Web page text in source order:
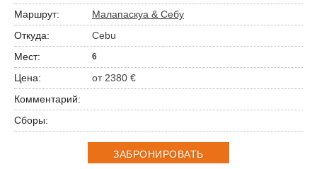
Малапаскуа & Себу
Cebu
6
от 2380 €
ЗАБРОНИРОВАТЬ